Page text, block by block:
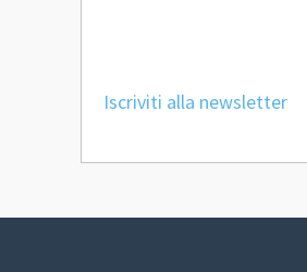
Iscriviti alla newsletter